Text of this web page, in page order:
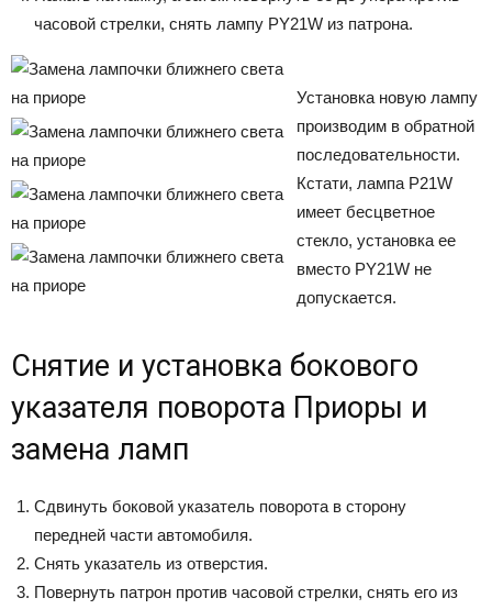
часовой стрелки, снять лампу PY21W из патрона.
Установка новую лампу
производим в обратной
последовательности.
Кстати, лампа P21W
имеет бесцветное
стекло, установка ее
вместо PY21W не
допускается.
Снятие и установка бокового
указателя поворота Приоры и
замена ламп
Сдвинуть боковой указатель поворота в сторону
передней части автомобиля.
Снять указатель из отверстия.
Повернуть патрон против часовой стрелки, снять его из